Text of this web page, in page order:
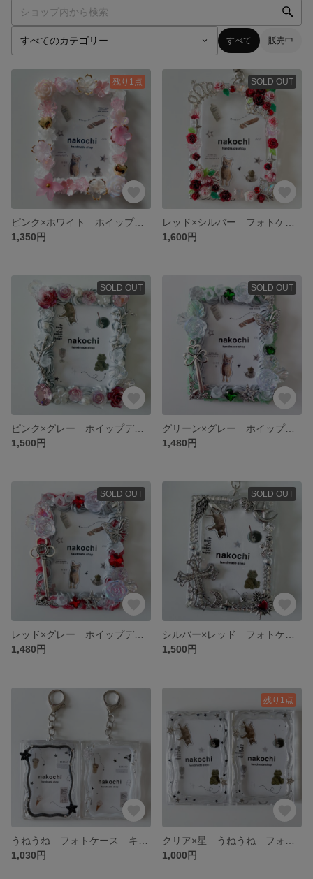
すべて 販売中
残り1点
ピンク×ホワイト ホイップデコ トレカケースデコ
1,350円
SOLD OUT
1,600円
SOLD OUT
1,500円
SOLD OUT
グリーン×グレー ホイップデコ トレカケースデコ
1,480円
SOLD OUT
1,480円
SOLD OUT
1,500円
1,030円
残り1点
1,000円